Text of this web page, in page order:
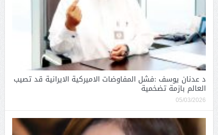
د عدنان يوسف :فشل المفاوضات الاميركية الايرانية قد تصيب
العالم بازمة تضخمية
05/03/2026